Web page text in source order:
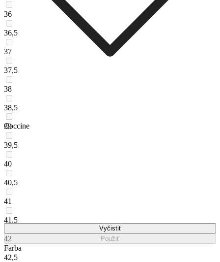
36
36,5
37
37,5
38
38,5
39
39,5
40
40,5
41
41,5
42
42,5
Coccine
Vyčistiť
Použiť
Farba